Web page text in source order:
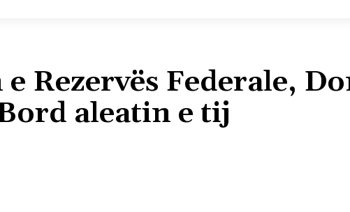
Rezervës Federale,
aleatin e tij